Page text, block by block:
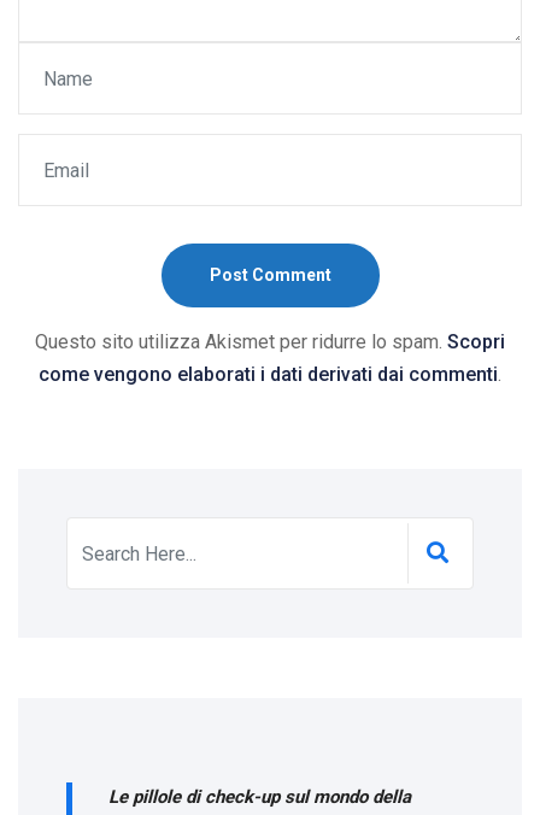
Post Comment
Questo sito utilizza Akismet per ridurre lo spam. Scopri
come vengono elaborati i dati derivati dai commenti.
Le pillole di check-up sul mondo della